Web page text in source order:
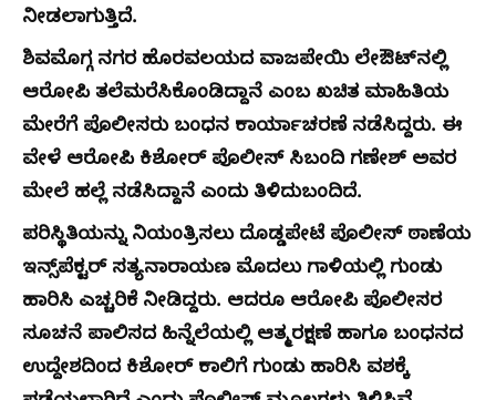
ನೀಡಲಾಗುತ್ತಿದೆ.
ಶಿವಮೊಗ್ಗ ನಗರ ಹೊರವಲಯದ ವಾಜಪೇಯಿ ಲೇಔಟ್‌ನಲ್ಲಿ
ಆರೋಪಿ ತಲೆಮರೆಸಿಕೊಂಡಿದ್ದಾನೆ ಎಂಬ ಖಚಿತ ಮಾಹಿತಿಯ
ಮೇರೆಗೆ ಪೊಲೀಸರು ಬಂಧನ ಕಾರ್ಯಾಚರಣೆ ನಡೆಸಿದ್ದರು. ಈ
ವೇಳೆ ಆರೋಪಿ ಕಿಶೋರ್ ಪೊಲೀಸ್ ಸಿಬಂದಿ ಗಣೇಶ್ ಅವರ
ಮೇಲೆ ಹಲ್ಲೆ ನಡೆಸಿದ್ದಾನೆ ಎಂದು ತಿಳಿದುಬಂದಿದೆ.
ಪರಿಸ್ಥಿತಿಯನ್ನು ನಿಯಂತ್ರಿಸಲು ದೊಡ್ಡಪೇಟೆ ಪೊಲೀಸ್‌ ಠಾಣೆಯ
ಇನ್ಸ್‌ಪೆಕ್ಟ‌ರ್ ಸತ್ಯನಾರಾಯಣ ಮೊದಲು ಗಾಳಿಯಲ್ಲಿ ಗುಂಡು
ಹಾರಿಸಿ ಎಚ್ಚರಿಕೆ ನೀಡಿದ್ದರು. ಆದರೂ ಆರೋಪಿ ಪೊಲೀಸರ
ಸೂಚನೆ ಪಾಲಿಸದ ಹಿನ್ನೆಲೆಯಲ್ಲಿ ಆತ್ಮರಕ್ಷಣೆ ಹಾಗೂ ಬಂಧನದ
ಉದ್ದೇಶದಿಂದ ಕಿಶೋರ್ ಕಾಲಿಗೆ ಗುಂಡು ಹಾರಿಸಿ ವಶಕ್ಕೆ